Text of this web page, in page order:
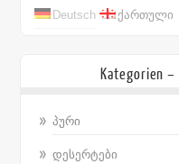
Deutsch ქართული
პური
დესერტები